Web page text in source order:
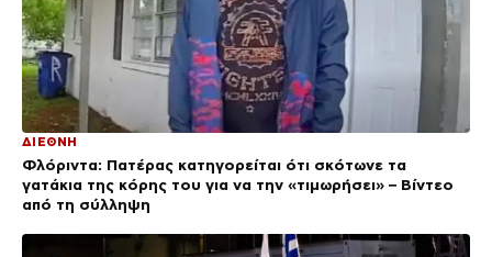
ΔΙΕΘΝΗ
Φλόριντα: Πατέρας κατηγορείται ότι σκότωνε τα
γατάκια της κόρης του για να την «τιμωρήσει» – Βίντεο
από τη σύλληψη